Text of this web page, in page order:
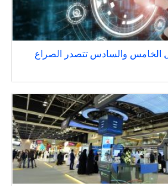
الخامس والسادس تتصدر الصراع